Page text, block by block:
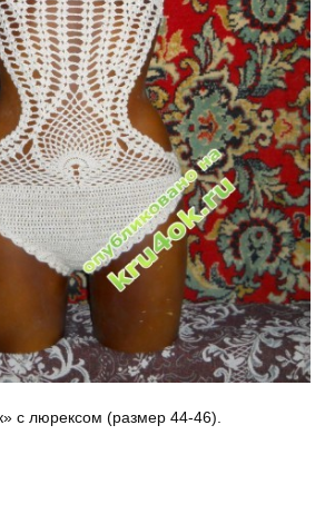
с люрексом (размер 44-46).